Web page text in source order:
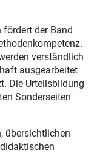
fördert der Band
verständlich
ausgearbeitet
Die Urteilsbildung
Sonderseiten
übersichtlichen